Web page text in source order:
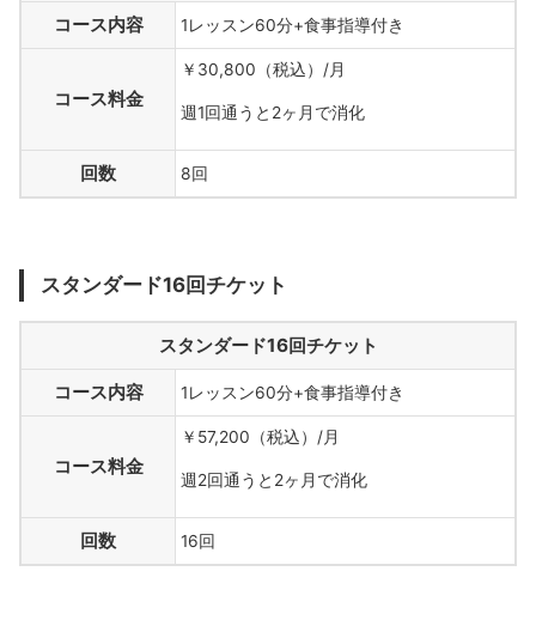
コース内容 1レッスン60分+食事指導付き
コース料金
￥30,800（税込）/月
週1回通うと2ヶ月で消化
回数 8回
スタンダード16回チケット
スタンダード16回チケット
コース内容 1レッスン60分+食事指導付き
コース料金
￥57,200（税込）/月
週2回通うと2ヶ月で消化
回数 16回